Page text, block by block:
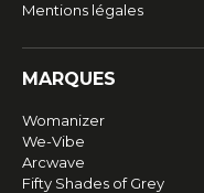
Mentions légales
MARQUES
Womanizer
We-Vibe
Arcwave
Fifty Shades of Grey